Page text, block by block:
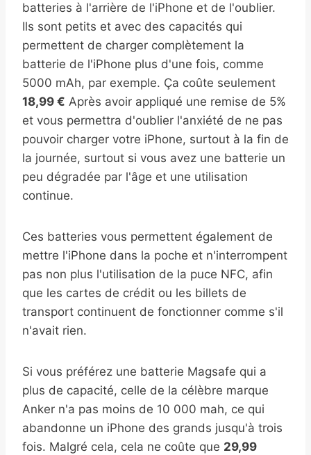
batteries à l'arrière de l'iPhone et de l'oublier.
Ils sont petits et avec des capacités qui
permettent de charger complètement la
batterie de l'iPhone plus d'une fois, comme
5000 mAh, par exemple. Ça coûte seulement
18,99 € Après avoir appliqué une remise de 5%
et vous permettra d'oublier l'anxiété de ne pas
pouvoir charger votre iPhone, surtout à la fin de
la journée, surtout si vous avez une batterie un
peu dégradée par l'âge et une utilisation
continue.
Ces batteries vous permettent également de
mettre l'iPhone dans la poche et n'interrompent
pas non plus l'utilisation de la puce NFC, afin
que les cartes de crédit ou les billets de
transport continuent de fonctionner comme s'il
n'avait rien.
Si vous préférez une batterie Magsafe qui a
plus de capacité, celle de la célèbre marque
Anker n'a pas moins de 10 000 mah, ce qui
abandonne un iPhone des grands jusqu'à trois
fois. Malgré cela, cela ne coûte que 29,99